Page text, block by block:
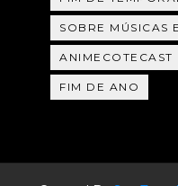
SOBRE MÚSICAS
ANIMECOTECAST
FIM DE ANO